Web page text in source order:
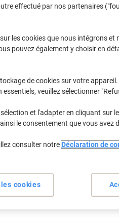
Brother
Se connecter
CDWT
effectué par nos partenaires
les cookies que nous intégrons et
pouvez également y choisir en
de cookies sur votre appareil.
veuillez sélectionner
et l'adapter en cliquant sur le
le consentement que vous avez
consulter notre Déclaration de
cookies